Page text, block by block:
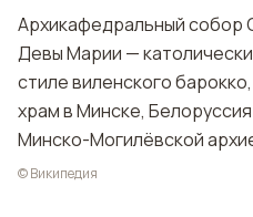
Архикафедральный собор
Девы Марии —
стиле виленского
храм в Минске,
Минско-Могилёвской
© Википедия